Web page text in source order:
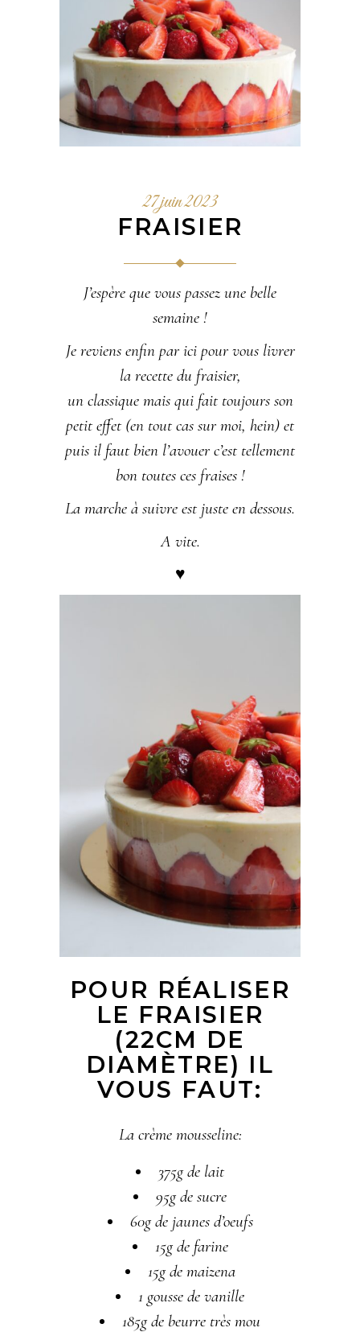
27 juin 2023
FRAISIER
J’espère que vous passez une belle
semaine !
Je reviens enfin par ici pour vous livrer
la recette du fraisier,
un classique mais qui fait toujours son
petit effet (en tout cas sur moi, hein) et
puis il faut bien l’avouer c’est tellement
bon toutes ces fraises !
La marche à suivre est juste en dessous.
A vite.
♥
POUR RÉALISER
LE FRAISIER
(22CM DE
DIAMÈTRE) IL
VOUS FAUT:
La crème mousseline:
375g de lait
95g de sucre
60g de jaunes d’oeufs
15g de farine
15g de maizena
1 gousse de vanille
185g de beurre très mou